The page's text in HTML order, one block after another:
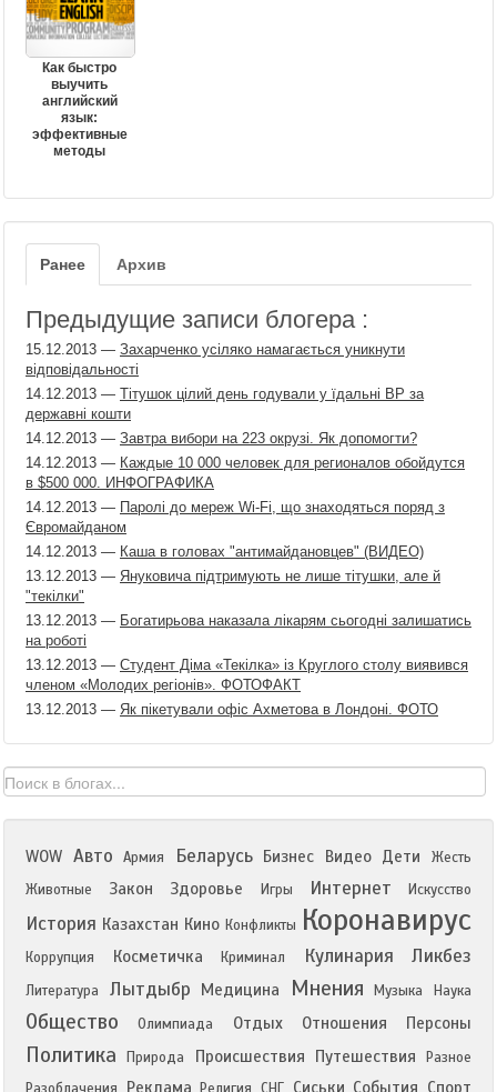
Как быстро
выучить
английский
язык:
эффективные
методы
Ранее Архив
Предыдущие записи блогера :
15.12.2013 — Захарченко усіляко намагається уникнути
відповідальності
14.12.2013 — Тітушок цілий день годували у їдальні ВР за
державні кошти
14.12.2013 — Завтра вибори на 223 окрузі. Як допомогти?
14.12.2013 — Каждые 10 000 человек для регионалов обойдутся
в $500 000. ИНФОГРАФИКА
14.12.2013 — Паролі до мереж Wi-Fi, що знаходяться поряд з
Євромайданом
14.12.2013 — Каша в головах "антимайдановцев" (ВИДЕО)
13.12.2013 — Януковича підтримують не лише тітушки, але й
"текілки"
13.12.2013 — Богатирьова наказала лікарям сьогодні залишатись
на роботі
13.12.2013 — Студент Діма «Текілка» із Круглого столу виявився
членом «Молодих регіонів». ФОТОФАКТ
13.12.2013 — Як пікетували офіс Ахметова в Лондоні. ФОТО
WOW Авто Армия Беларусь Бизнес Видео Дети
Жесть
Животные
Закон Здоровье Игры Интернет Искусство
История Казахстан Кино Конфликты Коронавирус
Коррупция Косметичка Криминал Кулинария Ликбез
Литература Лытдыбр Медицина Мнения Музыка Наука
Общество Олимпиада Отдых Отношения Персоны
Политика Природа Происшествия Путешествия
Разное
Реклама Сиськи События Спорт